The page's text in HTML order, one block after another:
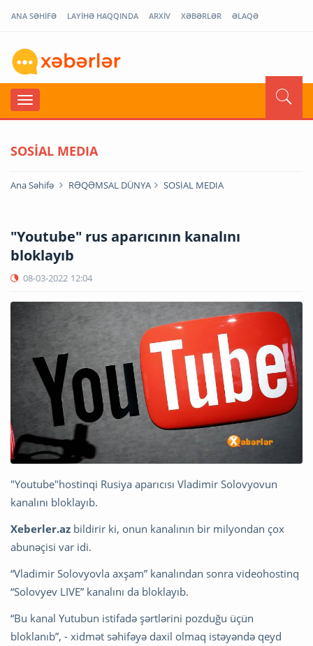
ANA SƏHİFƏ LAYİHƏ HAQQINDA ARXİV XƏBƏRLƏR ƏLAQƏ
SOSİAL MEDIA
Ana Səhifə RƏQƏMSAL DÜNYA SOSİAL MEDIA
"Youtube" rus aparıcının kanalını
bloklayıb
08-03-2022 12:04
"Youtube"hostinqi Rusiya aparıcısı Vladimir Solovyovun
kanalını bloklayıb.
Xeberler.az bildirir ki, onun kanalının bir milyondan çox
abunəçisi var idi.
“Vladimir Solovyovla axşam” kanalından sonra videohostinq
“Solovyev LIVE” kanalını da bloklayıb.
“Bu kanal Yutubun istifadə şərtlərini pozduğu üçün
bloklanıb”, - xidmət səhifəyə daxil olmaq istəyəndə qeyd